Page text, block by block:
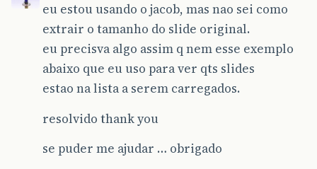
eu estou usando o jacob, mas nao sei como
extrair o tamanho do slide original.
eu precisva algo assim q nem esse exemplo
abaixo que eu uso para ver qts slides
estao na lista a serem carregados.
resolvido thank you
se puder me ajudar … obrigado